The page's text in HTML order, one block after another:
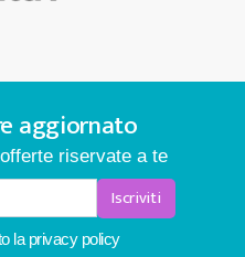
aggiornato
riservate a te
Iscriviti
la privacy policy